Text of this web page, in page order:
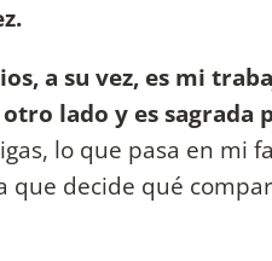
a su vez, es mi
lado y es sagrada
lo que pasa en mi
que decide qué